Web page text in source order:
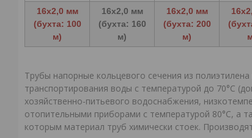
16x2,0 мм
(бухта: 100
м)
16x2,0 мм
(бухта: 160
м)
16x2,0 мм
(бухта: 200
м)
Трубы напорные кольцевого сечения из
транспортирования воды с температурой до 70°С
хозяйственно-питьевого водоснабжения,
отопительными приборами с температурой 80°С, а
которым материал труб химически стоек.